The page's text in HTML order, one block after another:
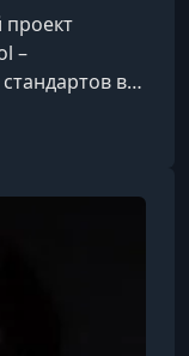
–
в
в новом
образ